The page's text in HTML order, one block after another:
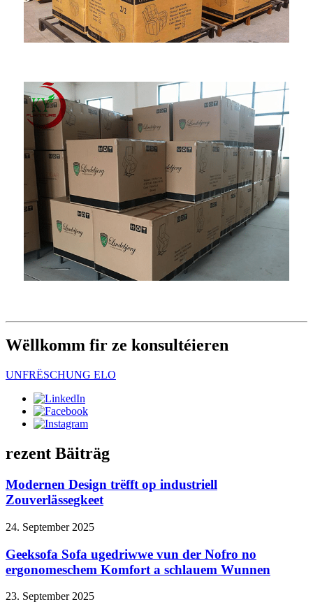
Wëllkomm fir ze konsultéieren
UNFRËSCHUNG ELO
rezent Bäiträg
Modernen Design trëfft op industriell
Zouverlässegkeet
24. September 2025
Geeksofa Sofa ugedriwwe vun der Nofro no
ergonomeschem Komfort a schlauem Wunnen
23. September 2025